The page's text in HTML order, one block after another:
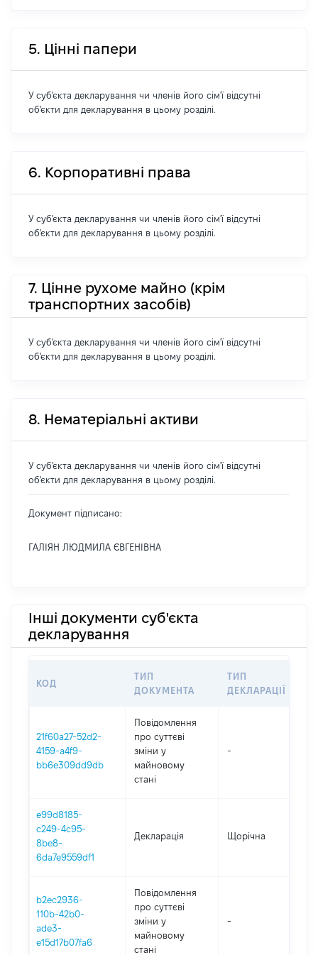
5. Цінні папери
У суб'єкта декларування чи членів його сім'ї відсутні
об'єкти для декларування в цьому розділі.
6. Корпоративні права
У суб'єкта декларування чи членів його сім'ї відсутні
об'єкти для декларування в цьому розділі.
7. Цінне рухоме майно (крім
транспортних засобів)
У суб'єкта декларування чи членів його сім'ї відсутні
об'єкти для декларування в цьому розділі.
8. Нематеріальні активи
У суб'єкта декларування чи членів його сім'ї відсутні
об'єкти для декларування в цьому розділі.
Документ підписано:
ГАЛІЯН ЛЮДМИЛА ЄВГЕНІВНА
Інші документи суб'єкта
декларування
КОД
ТИП
ДОКУМЕНТА
ТИП
ДЕКЛАРАЦІЇ
21f60a27-52d2-
4159-a4f9-
bb6e309dd9db
Повідомлення
про суттєві
зміни y
майновому
стані
-
e99d8185-
c249-4c95-
8be8-
6da7e9559df1
Декларація Щорічна
b2ec2936-
110b-42b0-
ade3-
e15d17b07fa6
Повідомлення
про суттєві
зміни y
майновому
стані
-